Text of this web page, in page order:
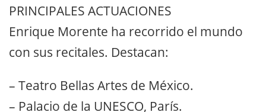
PRINCIPALES ACTUACIONES
Enrique Morente ha recorrido el mundo
con sus recitales. Destacan:
– Teatro Bellas Artes de México.
– Palacio de la UNESCO, París.